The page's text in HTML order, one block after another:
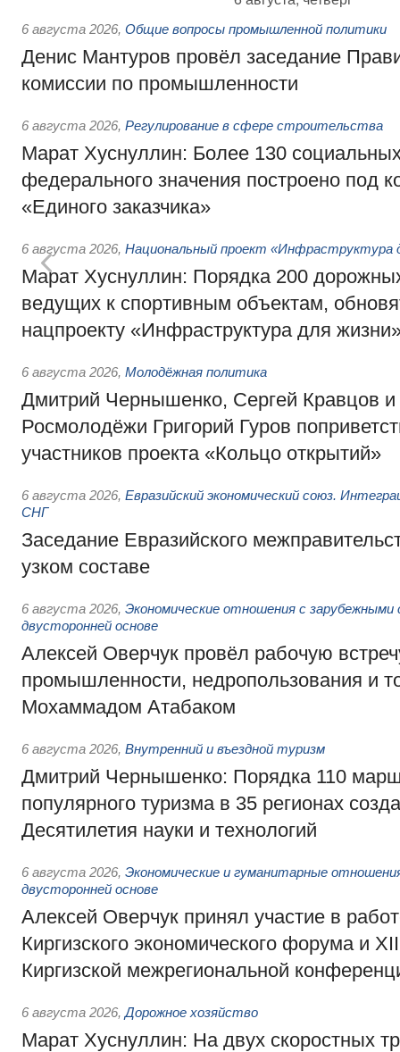
6 августа 2026, Общие вопросы промышленной политики
Денис Мантуров провёл заседание
комиссии по промышленности
6 августа 2026, Регулирование в сфере строительства
Марат Хуснуллин: Более 130
федерального значения построено под
«Единого заказчика»
6 августа 2026, Национальный проект «Инфраструктура
Марат Хуснуллин: Порядка 200
ведущих к спортивным объектам,
нацпроекту «Инфраструктура для
6 августа 2026, Молодёжная политика
Дмитрий Чернышенко, Сергей Кравцов и
Росмолодёжи Григорий Гуров
участников проекта «Кольцо открытий»
6 августа 2026, Евразийский экономический союз.
СНГ
Заседание Евразийского
узком составе
6 августа 2026, Экономические отношения с
двусторонней основе
Алексей Оверчук провёл рабочую
промышленности, недропользования и
Мохаммадом Атабаком
6 августа 2026, Внутренний и въездной туризм
Дмитрий Чернышенко: Порядка 110
популярного туризма в 35 регионах
Десятилетия науки и технологий
6 августа 2026, Экономические и гуманитарные
двусторонней основе
Алексей Оверчук принял участие в
Киргизского экономического форума и
Киргизской межрегиональной
6 августа 2026, Дорожное хозяйство
Марат Хуснуллин: На двух скоростных